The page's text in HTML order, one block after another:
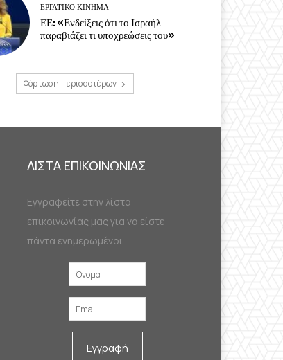
ΕΡΓΑΤΙΚΟ ΚΙΝΗΜΑ
ΕΕ: «Ενδείξεις ότι το Ισραήλ
παραβιάζει τι υποχρεώσεις του»
Φόρτωση περισσοτέρων
ΛΙΣΤΑ ΕΠΙΚΟΙΝΩΝΙΑΣ
Εγγραφείτε στην λίστα
επικοινωνίας μας για να είστε
πάντα ενημερωμένοι.
Εγγραφή